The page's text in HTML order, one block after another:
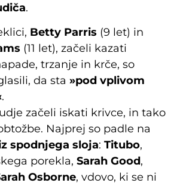
.
Betty Parris (9 let) in
(11 let), začeli kazati
trzanje in krče, so
da sta »pod vplivom
.
začeli iskati krivce, in tako
Najprej so padle na
spodnjega sloja: Titubo,
porekla, Sarah Good,
Osborne, vdovo, ki se ni